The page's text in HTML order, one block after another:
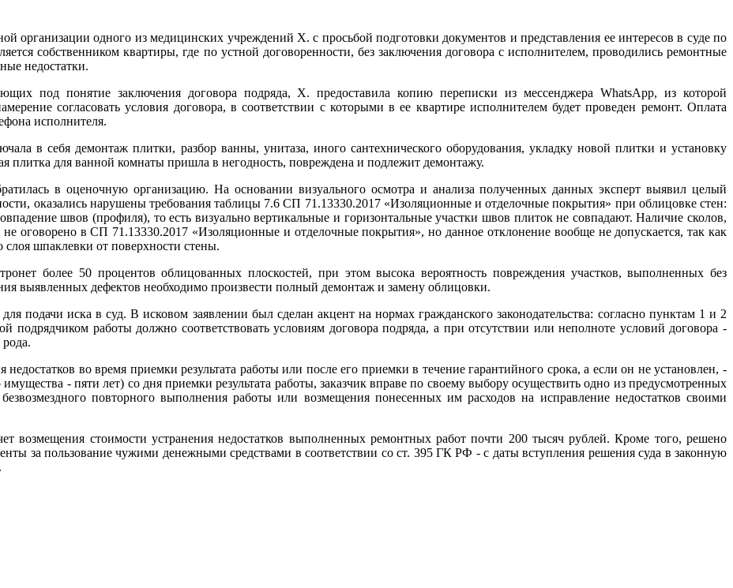
организации одного из медицинских учреждений Х. с просьбой подготовки документов и представления ее интересов в суде по
собственником квартиры, где по устной договоренности, без заключения договора с исполнителем, проводились ремонтные
недостатки.
под понятие заключения договора подряда, Х. предоставила копию переписки из мессенджера WhatsApp, из которой
согласовать условия договора, в соответствии с которыми в ее квартире исполнителем будет проведен ремонт. Оплата
исполнителя.
в себя демонтаж плитки, разбор ванны, унитаза, иного сантехнического оборудования, укладку новой плитки и установку
плитка для ванной комнаты пришла в негодность, повреждена и подлежит демонтажу.
в оценочную организацию. На основании визуального осмотра и анализа полученных данных эксперт выявил целый
оказались нарушены требования таблицы 7.6 СП 71.13330.2017 «Изоляционные и отделочные покрытия» при облицовке стен:
швов (профиля), то есть визуально вертикальные и горизонтальные участки швов плиток не совпадают. Наличие сколов,
оговорено в СП 71.13330.2017 «Изоляционные и отделочные покрытия», но данное отклонение вообще не допускается, так как
шпаклевки от поверхности стены.
более 50 процентов облицованных плоскостей, при этом высока вероятность повреждения участков, выполненных без
выявленных дефектов необходимо произвести полный демонтаж и замену облицовки.
подачи иска в суд. В исковом заявлении был сделан акцент на нормах гражданского законодательства: согласно пунктам 1 и 2
подрядчиком работы должно соответствовать условиям договора подряда, а при отсутствии или неполноте условий договора -
во время приемки результата работы или после его приемки в течение гарантийного срока, а если он не установлен, -
- пяти лет) со дня приемки результата работы, заказчик вправе по своему выбору осуществить одно из предусмотренных
повторного выполнения работы или возмещения понесенных им расходов на исправление недостатков своими
возмещения стоимости устранения недостатков выполненных ремонтных работ почти 200 тысяч рублей. Кроме того, решено
за пользование чужими денежными средствами в соответствии со ст. 395 ГК РФ - с даты вступления решения суда в законную